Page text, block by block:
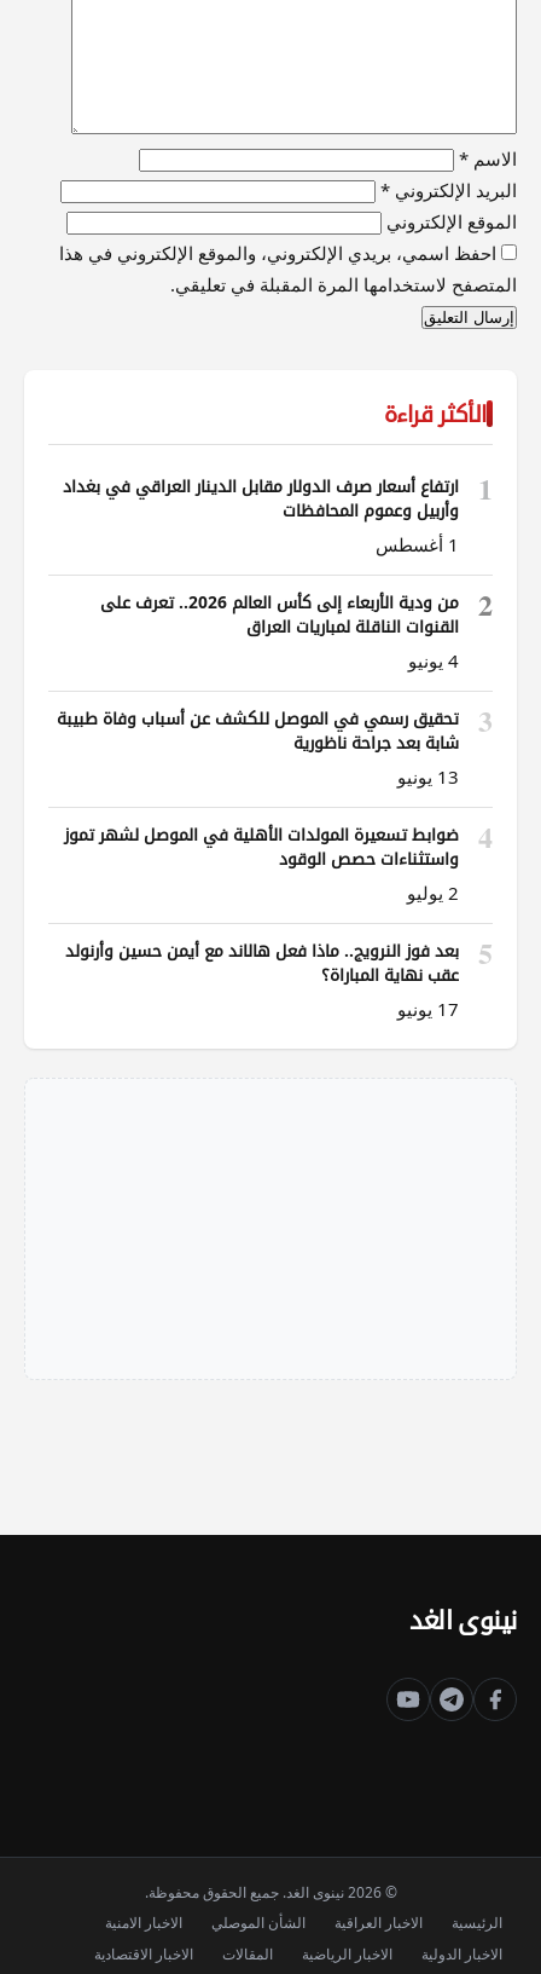
الاسم *
البريد الإلكتروني *
الموقع الإلكتروني
احفظ اسمي، بريدي الإلكتروني، والموقع الإلكتروني في هذا
المتصفح لاستخدامها المرة المقبلة في تعليقي.
الأكثر قراءة
1
ارتفاع أسعار صرف الدولار مقابل الدينار العراقي في بغداد
وأربيل وعموم المحافظات
1 أغسطس
2
من ودية الأربعاء إلى كأس العالم 2026.. تعرف على
القنوات الناقلة لمباريات العراق
4 يونيو
3
تحقيق رسمي في الموصل للكشف عن أسباب وفاة طبيبة
شابة بعد جراحة ناظورية
13 يونيو
4
ضوابط تسعيرة المولدات الأهلية في الموصل لشهر تموز
واستثناءات حصص الوقود
2 يوليو
5
بعد فوز النرويج.. ماذا فعل هالاند مع أيمن حسين وأرنولد
عقب نهاية المباراة؟
17 يونيو
نينوى الغد
© 2026 نينوى الغد. جميع الحقوق محفوظة.
الرئيسية الاخبار العراقية الشأن الموصلي
الاخبار الامنية
الاخبار الدولية
الاخبار الرياضية المقالات الاخبار الاقتصادية